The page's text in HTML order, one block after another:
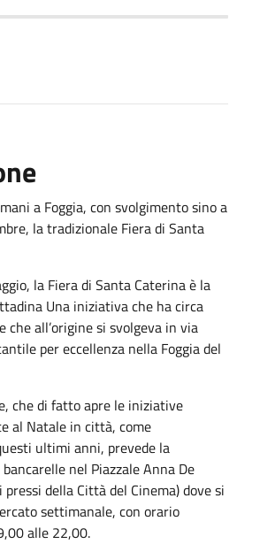
a Foggia, con svolgimento sino a
la tradizionale Fiera di Santa
la Fiera di Santa Caterina è la
Una iniziativa che ha circa
che all’origine si svolgeva in via
per eccellenza nella Foggia del
che di fatto apre le iniziative
al Natale in città, come
ultimi anni, prevede la
nel Piazzale Anna De
della Città del Cinema) dove si
settimanale, con orario
alle 22,00.